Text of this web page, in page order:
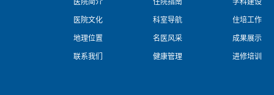
医院简介
医院文化
地理位置
联系我们
住院指南
科室导航
名医风采
健康管理
学科建设
住培工作
成果展示
进修培训